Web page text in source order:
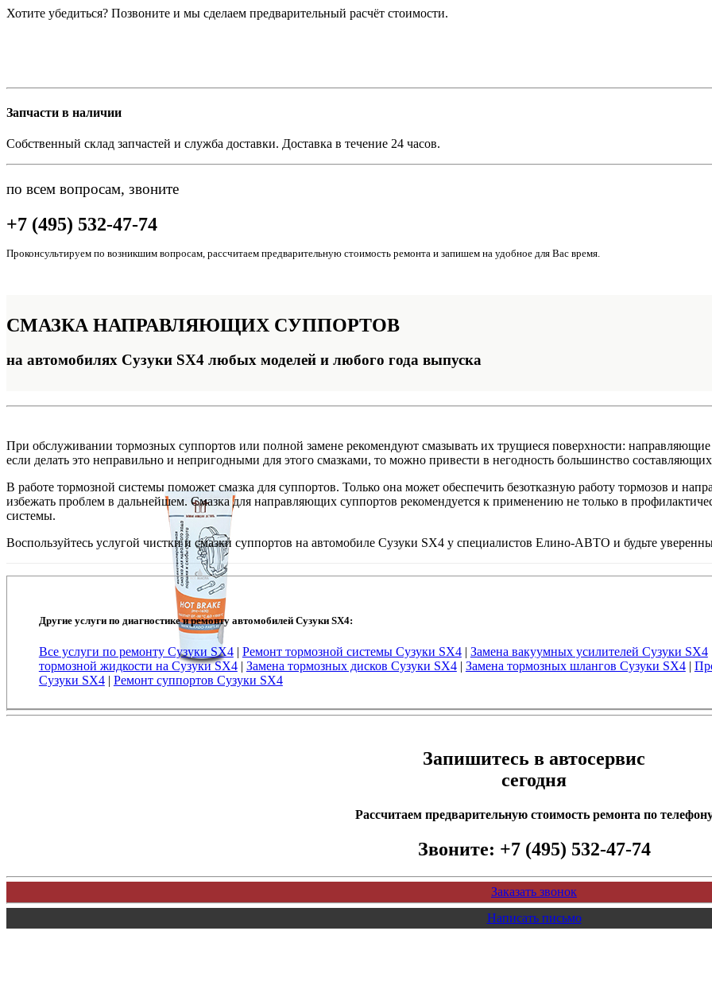
Хотите убедиться? Позвоните и мы сделаем предварительный расчёт стоимости.
Запчасти в наличии
Собственный склад запчастей и служба доставки. Доставка в течение 24 часов.
по всем вопросам, звоните
+7 (495) 532-47-74
Проконсультируем по возникшим вопросам, рассчитаем предварительную стоимость ремонта и запишем на удобное для Вас время.
СМАЗКА НАПРАВЛЯЮЩИХ СУППОРТОВ
на автомобилях Сузуки SX4 любых моделей и любого года выпуска
При обслуживании тормозных суппортов или полной замене рекомендуют смазывать их трущиеся поверхности:
если делать это неправильно и непригодными для этого смазками, то можно привести в негодность большинство
В работе тормозной системы поможет смазка для суппортов. Только она может обеспечить безотказную работу тормозов и
избежать проблем в дальнейшем. Смазка для направляющих суппортов рекомендуется к применению не только в
системы.
Воспользуйтесь услугой чистки и смазки суппортов на автомобиле Сузуки SX4 у специалистов Елино-АВТО и будьте
Другие услуги по диагностике и ремонту автомобилей Сузуки SX4:
Все услуги по ремонту Сузуки SX4| Ремонт тормозной системы Сузуки SX4| Замена вакуумных усилителей Сузуки SX4
тормозной жидкости на Сузуки SX4| Замена тормозных дисков Сузуки SX4| Замена тормозных шлангов Сузуки SX4|
Сузуки SX4| Ремонт суппортов Сузуки SX4
Запишитесь в автосервис
сегодня
Рассчитаем предварительную стоимость ремонта по
Звоните: +7 (495) 532-47-74
Заказать звонок
Написать письмо